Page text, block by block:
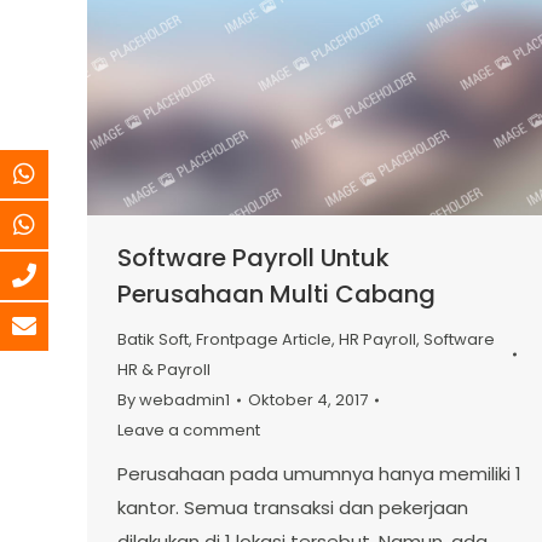
Software Payroll Untuk
Perusahaan Multi Cabang
Batik Soft, Frontpage Article, HR Payroll, Software
HR & Payroll
Bywebadmin1
Oktober 4, 2017
Leave a comment
Perusahaan pada umumnya hanya memiliki 1
kantor. Semua transaksi dan pekerjaan